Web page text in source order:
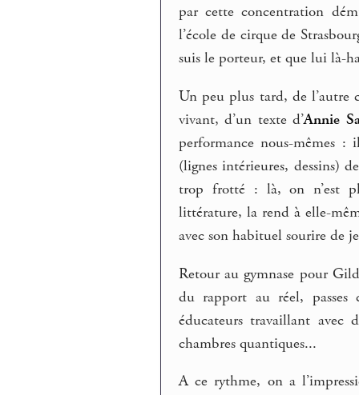
par cette concentration
l’école de cirque de
suis le porteur, et que lui là-
Un peu plus tard, de l’autre
vivant, d’un texte d’Annie
performance nous-mêmes :
(lignes intérieures, dessins)
trop frotté : là, on n’est
littérature, la rend à elle-
avec son habituel sourire de
Retour au gymnase pour
du rapport au réel, passes
éducateurs travaillant avec
chambres quantiques...
A ce rythme, on a